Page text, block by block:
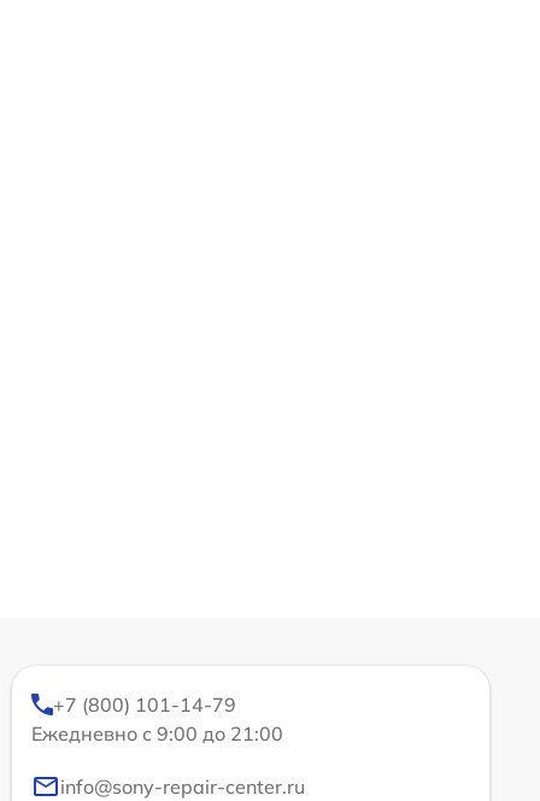
+7 (800) 101-14-79
Ежедневно с 9:00 до 21:00
info@sony-repair-center.ru